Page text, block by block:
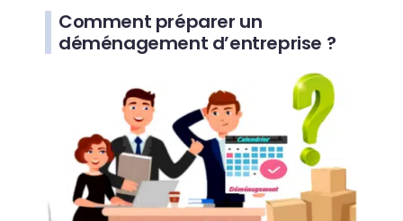
Comment préparer un
déménagement d’entreprise ?